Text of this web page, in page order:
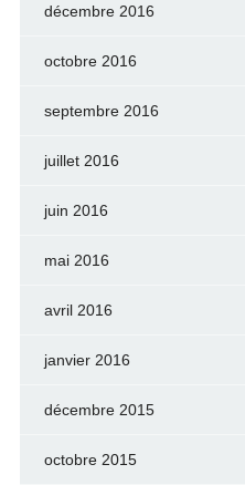
décembre 2016
octobre 2016
septembre 2016
juillet 2016
juin 2016
mai 2016
avril 2016
janvier 2016
décembre 2015
octobre 2015